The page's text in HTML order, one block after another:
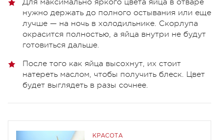
Для максимально яркого цвета яйца в отваре
нужно держать до полного остывания или еще
лучше — на ночь в холодильнике. Скорлупа
окрасится полностью, а яйца внутри не будут
готовиться дальше.
После того как яйца высохнут, их стоит
натереть маслом, чтобы получить блеск. Цвет
будет выглядеть в разы сочнее.
КРАСОТА